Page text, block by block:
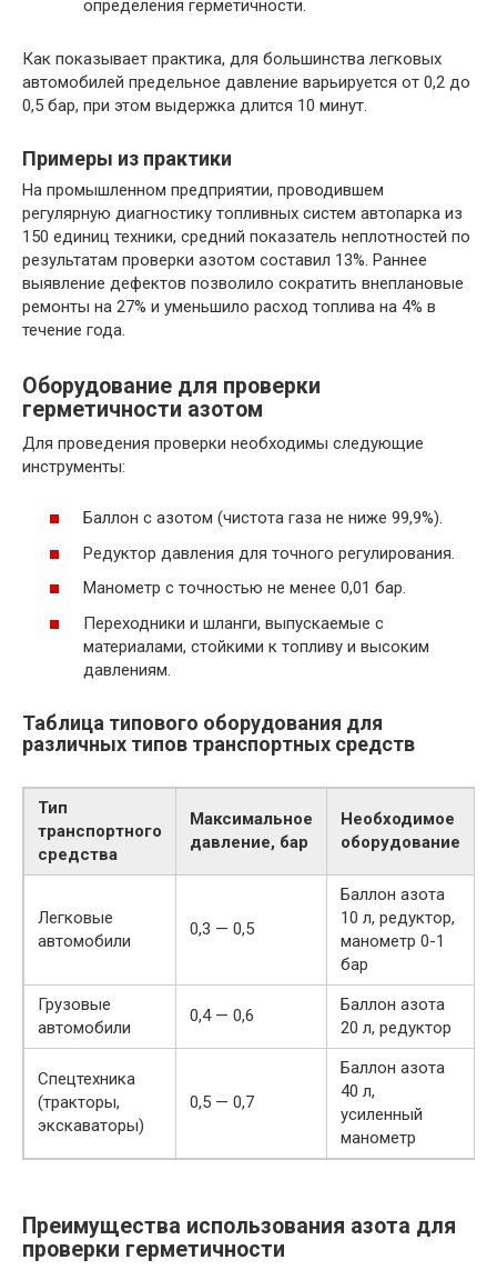
определения герметичности.
Как показывает практика, для большинства легковых
автомобилей предельное давление варьируется от 0,2 до
0,5 бар, при этом выдержка длится 10 минут.
Примеры из практики
На промышленном предприятии, проводившем
регулярную диагностику топливных систем автопарка из
150 единиц техники, средний показатель неплотностей по
результатам проверки азотом составил 13%. Раннее
выявление дефектов позволило сократить внеплановые
ремонты на 27% и уменьшило расход топлива на 4% в
течение года.
Оборудование для проверки
герметичности азотом
Для проведения проверки необходимы следующие
инструменты:
Баллон с азотом (чистота газа не ниже 99,9%).
Редуктор давления для точного регулирования.
Манометр с точностью не менее 0,01 бар.
Переходники и шланги, выпускаемые с
материалами, стойкими к топливу и высоким
давлениям.
Таблица типового оборудования для
различных типов транспортных средств
Тип
транспортного
средства
Максимальное
давление, бар
Необходимое
оборудование
Легковые
автомобили
0,3 — 0,5
Баллон азота
10 л, редуктор,
манометр 0-1
бар
Грузовые
автомобили
0,4 — 0,6
Баллон азота
20 л, редуктор
Спецтехника
(тракторы,
экскаваторы)
0,5 — 0,7
Баллон азота
40 л,
усиленный
манометр
Преимущества использования азота для
проверки герметичности